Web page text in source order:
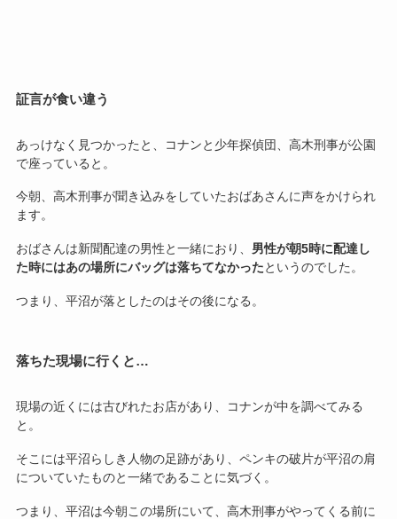
証言が食い違う
あっけなく見つかったと、コナンと少年探偵団、高木刑事が公園
で座っていると。
今朝、高木刑事が聞き込みをしていたおばあさんに声をかけられ
ます。
おばさんは新聞配達の男性と一緒におり、 男性が朝5時に配達し
た時にはあの場所にバッグは落ちてなかったというのでした。
つまり、平沼が落としたのはその後になる。
落ちた現場に行くと…
現場の近くには古びれたお店があり、コナンが中を調べてみる
と。
そこには平沼らしき人物の足跡があり、ペンキの破片が平沼の肩
についていたものと一緒であることに気づく。
つまり、平沼は今朝この場所にいて、高木刑事がやってくる前に